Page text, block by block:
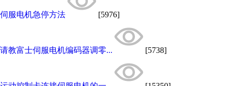
伺服电机急停方法 [5976]
请教富士伺服电机编码器调零... [5738]